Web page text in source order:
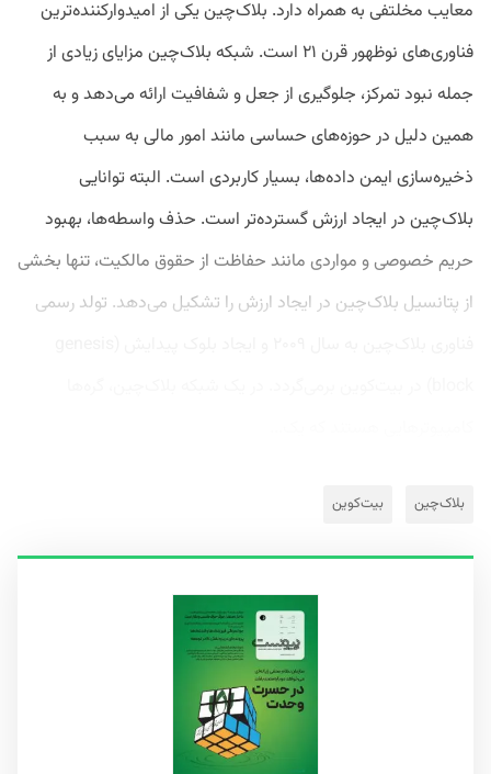
معایب مخلتفی به همراه دارد. بلاک‌چین یکی از امیدوارکننده‌ترین
فناوری‌های نوظهور قرن ۲۱ است. شبکه بلاک‌چین مزایای زیادی از
جمله نبود تمرکز، جلوگیری از جعل و شفافیت ارائه می‌دهد و به
همین دلیل در حوزه‌های حساسی مانند امور مالی به سبب
ذخیره‌سازی ایمن داده‌ها، بسیار کاربردی است. البته توانایی
بلاک‌چین در ایجاد ارزش گسترده‌تر است. حذف واسطه‌ها، بهبود
حریم ‌خصوصی و مواردی مانند حفاظت از حقوق مالکیت، تنها بخشی
از پتانسیل بلاک‌چین در ایجاد ارزش را تشکیل می‌دهد. تولد رسمی
بلاک‌چین بیت‌کوین